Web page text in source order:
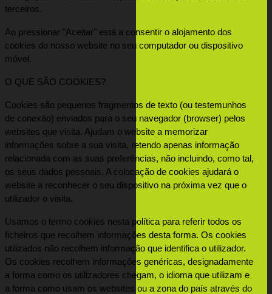
terceiros.
Ao pressionar "Aceitar" está a consentir o alojamento dos
cookies do nosso website no seu computador ou dispositivo
móvel.
O QUE SÃO COOKIES?
Cookies são pequenos fragmentos de texto (ou testemunhos
de conexão) enviados para o seu navegador (browser) pelos
websites que visita. Ajudam o website a memorizar
informações sobre a sua visita, retendo apenas informação
relacionada com as suas preferências, não incluindo, como tal,
os seus dados pessoais. A colocação de cookies ajudará o
website a reconhecer o seu dispositivo na próxima vez que o
utilizador o visita.
Usamos o termo cookies nesta política para referir todos os
ficheiros que recolhem informações desta forma. Os cookies
utilizados não recolhem informação que identifica o utilizador.
Os cookies recolhem informações genéricas, designadamente
a forma como os utilizadores chegam, o idioma que utilizam e
a forma como usam os websites ou a zona do país através do